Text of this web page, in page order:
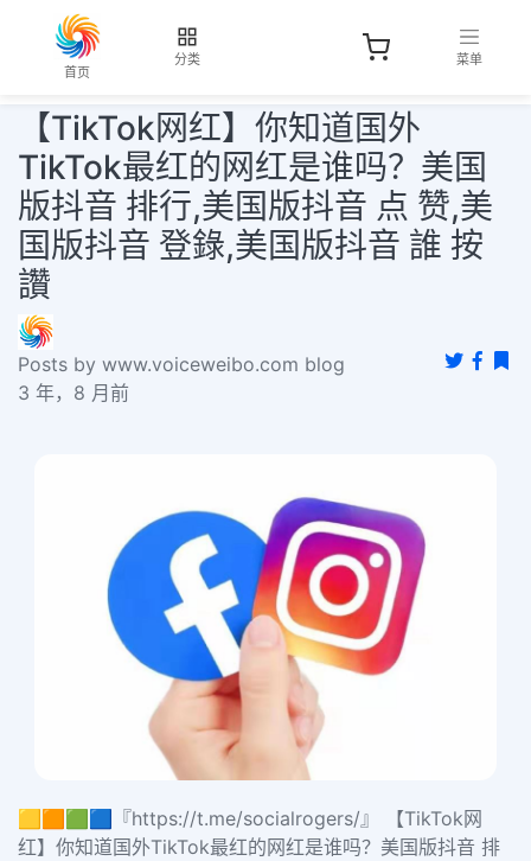
首页
分类 菜单
【TikTok网红】你知道国外
TikTok最红的网红是谁吗？美国
版抖音 排行,美国版抖音 点 赞,美
国版抖音 登錄,美国版抖音 誰 按
讚
Posts by www.voiceweibo.com blog
3 年，8 月前
🟨🟧🟩🟦『https://t.me/socialrogers/』 【TikTok网
红】你知道国外TikTok最红的网红是谁吗？美国版抖音 排